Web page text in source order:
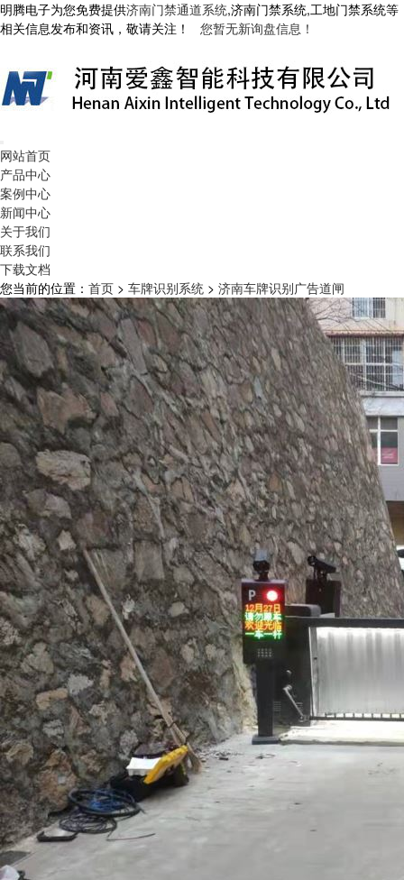
明腾电子为您免费提供济南门禁通道系统,济南门禁系统,工地门禁系统等
相关信息发布和资讯，敬请关注！ 您暂无新询盘信息！
网站首页
产品中心
案例中心
新闻中心
关于我们
联系我们
下载文档
您当前的位置： 首页 > 车牌识别系统 > 济南车牌识别广告道闸